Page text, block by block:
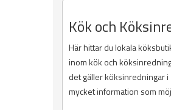
Kök och
Här hittar du lokala
inom kök och
det gäller köksinredningar
mycket information som